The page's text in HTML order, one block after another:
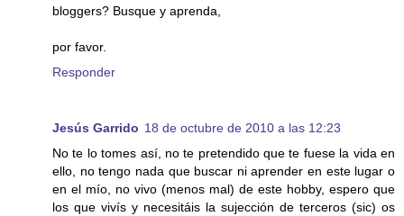
bloggers? Busque y aprenda,
por favor.
Responder
Jesús Garrido 18 de octubre de 2010 a las 12:23
No te lo tomes así, no te pretendido que te fuese la vida en
ello, no tengo nada que buscar ni aprender en este lugar o
en el mío, no vivo (menos mal) de este hobby, espero que
los que vivís y necesitáis la sujección de terceros (sic) os